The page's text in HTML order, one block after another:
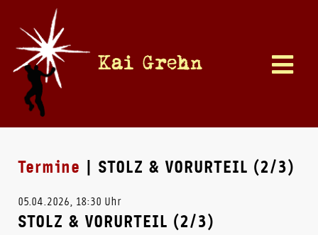
Kai Grehn
Termine | STOLZ & VORURTEIL (2/3)
05.04.2026, 18:30 Uhr
STOLZ & VORURTEIL (2/3)